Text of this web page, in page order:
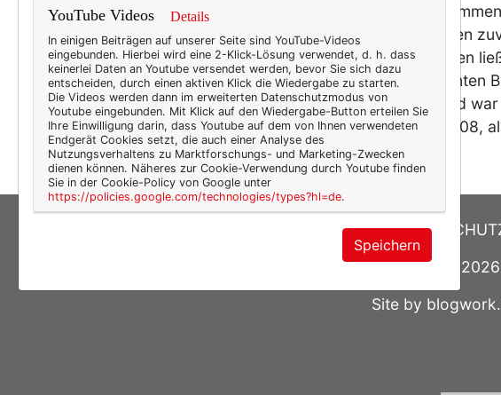
man vielen
Jahre, die einen
Besseres hoffen
im frisch geeinten
der Straße und
auch 2007/2008,
© 2026
Site by
YouTube Videos Details
In einigen Beiträgen auf unserer Seite sind YouTube-Videos
eingebunden. Hierbei wird eine 2-Klick-Lösung verwendet, d. h. dass
keinerlei Daten an Youtube versendet werden, bevor Sie sich dazu
entscheiden, durch einen aktiven Klick die Wiedergabe zu starten.
Die Videos werden dann im erweiterten Datenschutzmodus von
Youtube eingebunden. Mit Klick auf den Wiedergabe-Button erteilen Sie
Ihre Einwilligung darin, dass Youtube auf dem von Ihnen verwendeten
Endgerät Cookies setzt, die auch einer Analyse des
Nutzungsverhaltens zu Marktforschungs- und Marketing-Zwecken
dienen können. Näheres zur Cookie-Verwendung durch Youtube finden
Sie in der Cookie-Policy von Google unter
https://policies.google.com/technologies/types?hl=de.
Speichern